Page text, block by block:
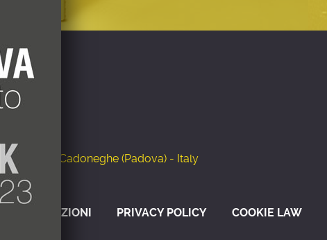
2 - 35010 Cadoneghe (Padova) - Italy
E CONDIZIONI PRIVACY POLICY COOKIE LAW